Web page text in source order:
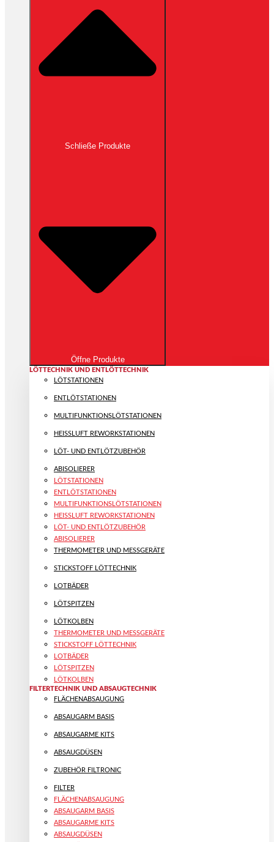
Schließe Produkte
Öffne Produkte
LÖTTECHNIK UND ENTLÖTTECHNIK
LÖTSTATIONEN
ENTLÖTSTATIONEN
MULTIFUNKTIONS­LÖTSTATIONEN
HEISSLUFT REWORKSTATIONEN
LÖT- UND ENTLÖTZUBEHÖR
ABISOLIERER
LÖTSTATIONEN
ENTLÖTSTATIONEN
MULTIFUNKTIONS­LÖTSTATIONEN
HEISSLUFT REWORKSTATIONEN
LÖT- UND ENTLÖTZUBEHÖR
ABISOLIERER
THERMOMETER UND MESSGERÄTE
STICKSTOFF LÖTTECHNIK
LOTBÄDER
LÖTSPITZEN
LÖTKOLBEN
THERMOMETER UND MESSGERÄTE
STICKSTOFF LÖTTECHNIK
LOTBÄDER
LÖTSPITZEN
LÖTKOLBEN
FILTERTECHNIK UND ABSAUGTECHNIK
FLÄCHENABSAUGUNG
ABSAUGARM BASIS
ABSAUGARME KITS
ABSAUGDÜSEN
ZUBEHÖR FILTRONIC
FILTER
FLÄCHENABSAUGUNG
ABSAUGARM BASIS
ABSAUGARME KITS
ABSAUGDÜSEN